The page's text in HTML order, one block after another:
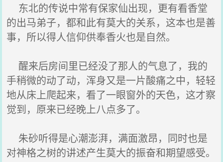
东北的传说中常有保家仙出现，更有看香堂
的出马弟子，都和此有莫大的关系，这本也是善
事，所以得人信仰供奉香火也是自然。
醒来后房间里已经没了那人的气息了，我的
手稍微的动了动，浑身又是一片酸痛之中，轻轻
地从床上爬起来，看了一眼窗外的天色，这才察
觉到，原来已经晚上八点多了。
朱砂听得是心潮澎湃，满面激昂，同时也是
对神格之树的讲述产生莫大的振奋和期望感受。